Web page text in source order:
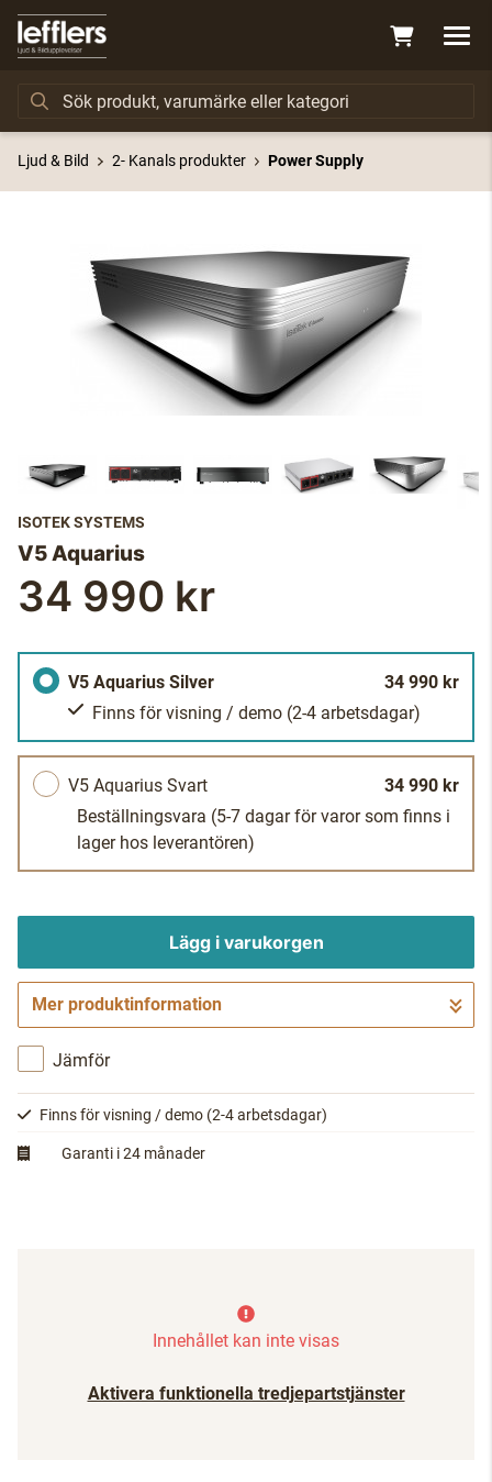
Ljud & Bild 2- Kanals produkter Power Supply
ISOTEK SYSTEMS
V5 Aquarius
34 990 kr
V5 Aquarius Silver
34 990 kr
Finns för visning / demo (2-4 arbetsdagar)
V5 Aquarius Svart
34 990 kr
Beställningsvara (5-7 dagar för varor som finns i
lager hos leverantören)
Lägg i varukorgen
Gå till kassan
Mer produktinformation
Jämför
Finns för visning / demo (2-4 arbetsdagar)
Garanti i 24 månader
Innehållet kan inte visas
Aktivera funktionella tredjepartstjänster